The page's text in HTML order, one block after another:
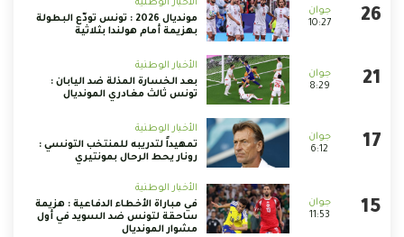
10:27
الأخبار الوطنية
مونديال 2026 : تونس تودّع البطولة
بهزيمة أمام هولندا بثلاثية
8:29
الأخبار الوطنية
بعد الخسارة المذلة ضد اليابان :
تونس ثالث مغادري المونديال
6:12
الأخبار الوطنية
تمهيداً لتدريبه للمنتخب التونسي :
رونار يحط الرحال بمونتيري
11:53
الأخبار الوطنية
في مباراة الأخطاء الدفاعية : هزيمة
ساحقة لتونس ضد السويد في أول
مشوار المونديال